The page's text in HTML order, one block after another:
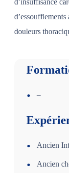
d’insuffisance
douleurs
–
Ancien
Ancien